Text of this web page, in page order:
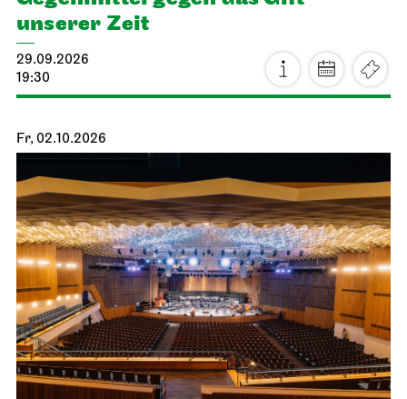
unserer Zeit
29.09.2026
19:30
Fr, 02.10.2026